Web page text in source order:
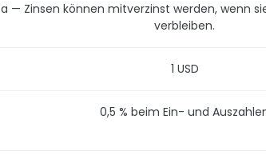
— Zinsen können mitverzinst werden, wenn
verbleiben.
1 USD
0,5 % beim Ein- und